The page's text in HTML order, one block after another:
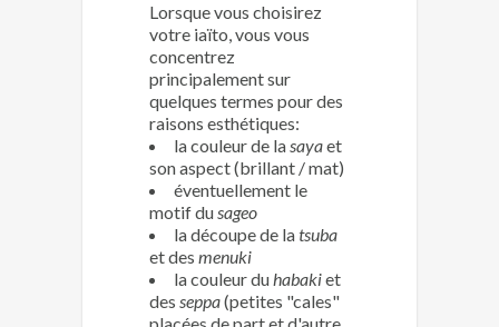
Lorsque vous choisirez
votre iaïto, vous vous
concentrez
principalement sur
quelques termes pour des
raisons esthétiques:
la couleur de lasayaet
son aspect (brillant / mat)
éventuellement le
motif dusageo
la découpe de latsuba
et des menuki
la couleur duhabakiet
des seppa(petites "cales"